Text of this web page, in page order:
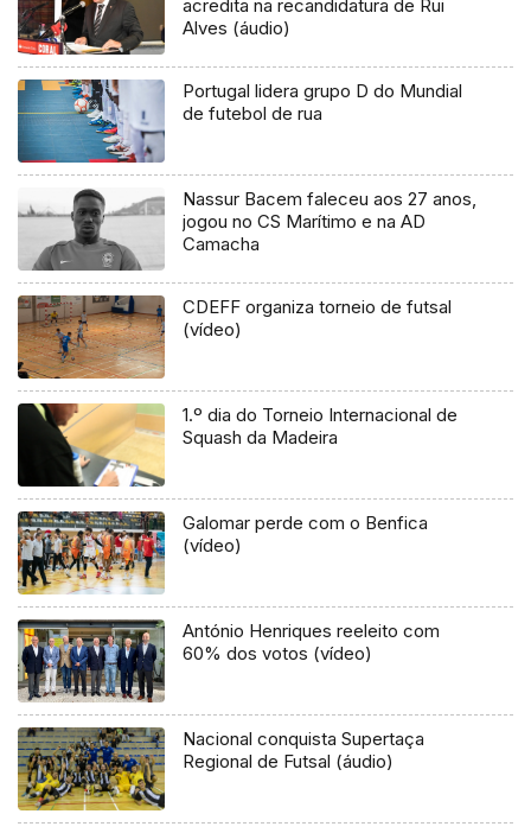
acredita na recandidatura de Rui
Alves (áudio)
Portugal lidera grupo D do Mundial
de futebol de rua
Nassur Bacem faleceu aos 27 anos,
jogou no CS Marítimo e na AD
Camacha
CDEFF organiza torneio de futsal
(vídeo)
1.º dia do Torneio Internacional de
Squash da Madeira
Galomar perde com o Benfica
(vídeo)
António Henriques reeleito com
60% dos votos (vídeo)
Nacional conquista Supertaça
Regional de Futsal (áudio)